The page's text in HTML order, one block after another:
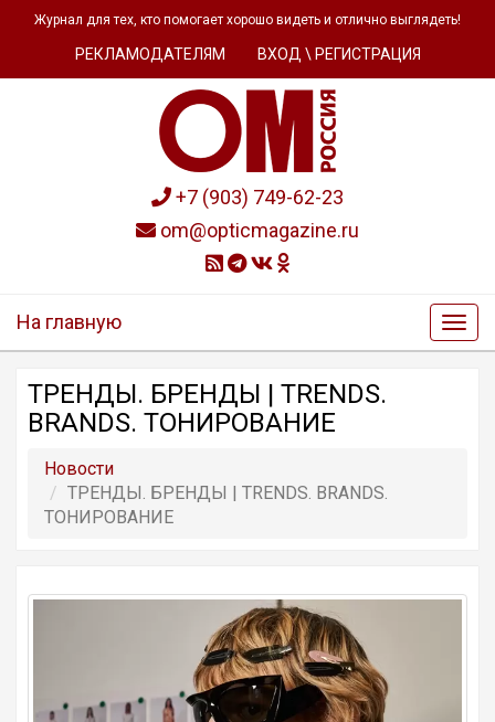
Журнал для тех, кто помогает хорошо видеть и отлично выглядеть!
РЕКЛАМОДАТЕЛЯМ ВХОД \ РЕГИСТРАЦИЯ
+7 (903) 749-62-23
om@opticmagazine.ru
На главную
ТРЕНДЫ. БРЕНДЫ | TRENDS.
BRANDS. ТОНИРОВАНИЕ
Новости
ТРЕНДЫ. БРЕНДЫ | TRENDS. BRANDS.
ТОНИРОВАНИЕ